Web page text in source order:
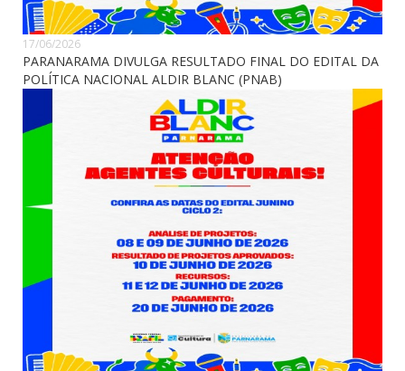
17/06/2026
PARANARAMA DIVULGA RESULTADO FINAL DO EDITAL DA
POLÍTICA NACIONAL ALDIR BLANC (PNAB)